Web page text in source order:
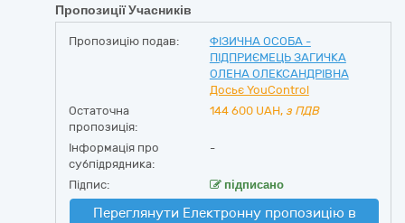
Пропозиції Учасників
Пропозицію подав:
ФІЗИЧНА ОСОБА -
ПІДПРИЄМЕЦЬ ЗАГИЧКА
ОЛЕНА ОЛЕКСАНДРІВНА
Досьє YouControl
Остаточна
пропозиція:
144 600 UAH, з ПДВ
Інформація про
субпідрядника:
-
Підпис: підписано
Переглянути Електронну пропозицію в